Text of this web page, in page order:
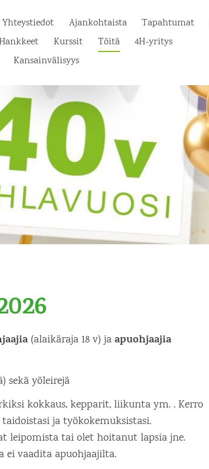
Yhteystiedot Ajankohtaista Tapahtumat
Kurssit Töitä
4H-yritys
Kansainvälisyys
(alaikäraja 18 v) jaapuohjaajia
sekä yöleirejä
kokkaus, kepparit, liikunta ym. . Kerro
ja työkokemuksistasi.
leipomista tai olet hoitanut lapsia jne.
ei vaadita apuohjaajilta.